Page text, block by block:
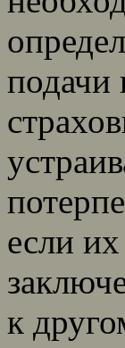
подачи
если
к